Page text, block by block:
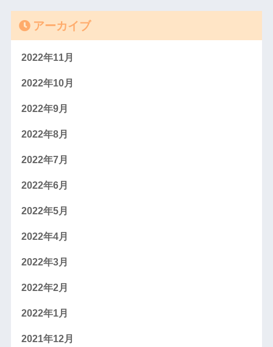
アーカイブ
2022年11月
2022年10月
2022年9月
2022年8月
2022年7月
2022年6月
2022年5月
2022年4月
2022年3月
2022年2月
2022年1月
2021年12月